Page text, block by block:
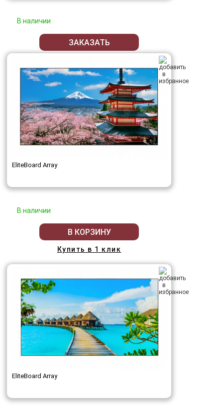
В наличии
ЗАКАЗАТЬ
EliteBoard Array
В наличии
В КОРЗИНУ
Купить в 1 клик
EliteBoard Array